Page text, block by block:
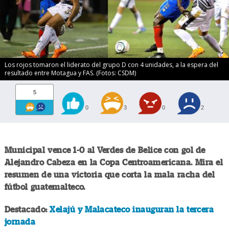
Los rojos tomaron el liderato del grupo D con 4 unidades, a la espera del
resultado entre Motagua y FAS. (Fotos: CSDM)
5
0 3 0 2
Municipal vence 1-0 al Verdes de Belice con gol de
Alejandro Cabeza en la Copa Centroamericana. Mira el
resumen de una victoria que corta la mala racha del
fútbol guatemalteco.
Destacado:Xelajú y Malacateco inauguran la tercera
jornada